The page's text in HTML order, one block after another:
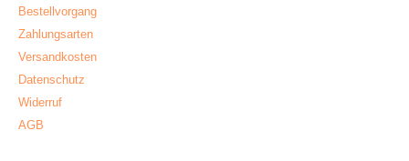
Bestellvorgang
Zahlungsarten
Versandkosten
Datenschutz
Widerruf
AGB